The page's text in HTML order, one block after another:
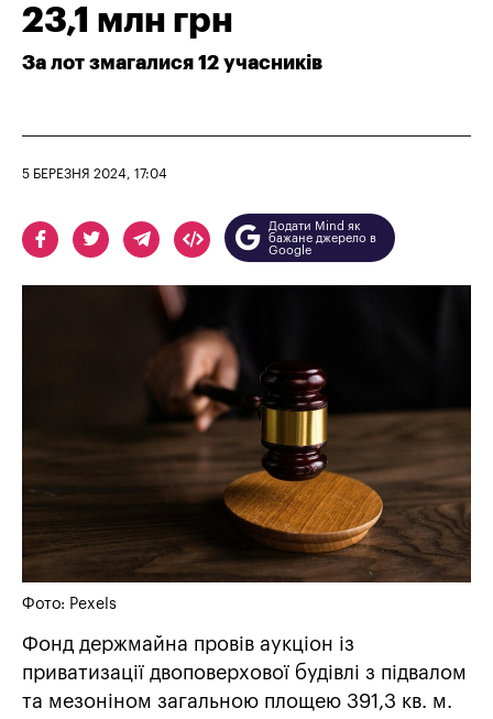
23,1 млн грн
За лот змагалися 12 учасників
5 БЕРЕЗНЯ 2024, 17:04
Додати Mind як
бажане джерело в
Google
Фото: Рexels
Фонд держмайна провів аукціон із
приватизації двоповерхової будівлі з підвалом
та мезоніном загальною площею 391,3 кв. м.